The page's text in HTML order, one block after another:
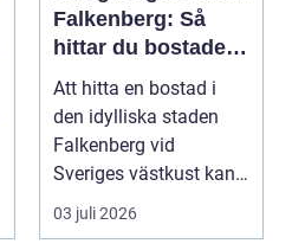
Falkenberg: Så
hittar du bostaden
för dig
Att hitta en bostad i
den idylliska staden
Falkenberg vid
Sveriges västkust kan
vara både...
03 juli 2026